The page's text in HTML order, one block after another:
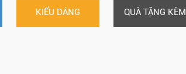
KIỂU DÁNG QUÀ TẶNG KÈM